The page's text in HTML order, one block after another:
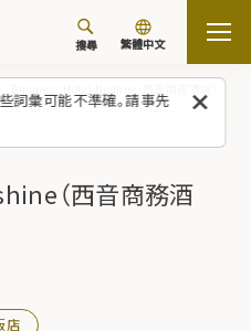
詞彙可能不準確。請事先
搜尋 繁體中文
（西音商務酒
店